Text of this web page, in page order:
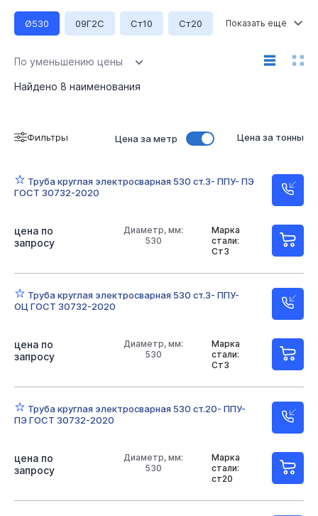
Ø530 09Г2С Ст10 Ст20
Ø219
Ø273
Оцинкованная Круглая Ø125/140 Ø140/160
Ø400/450 Ø450/500
Ø800 Ø108 ОЦ Ø89 ОЦ Ø76 ОЦ
По уменьшению цены
Найдено 8 наименования
Фильтры Цена за метр Цена за тонны
Труба круглая электросварная 530 ст.3- ППУ- ПЭ
ГОСТ 30732-2020
Марка
стали:
Ст3
Диаметр, мм:
530
цена по
запросу
Труба круглая электросварная 530 ст.3- ППУ-
ОЦ ГОСТ 30732-2020
Марка
стали:
Ст3
Диаметр, мм:
530
цена по
запросу
Труба круглая электросварная 530 ст.20- ППУ-
ПЭ ГОСТ 30732-2020
Марка
стали:
ст20
Диаметр, мм:
530
цена по
запросу